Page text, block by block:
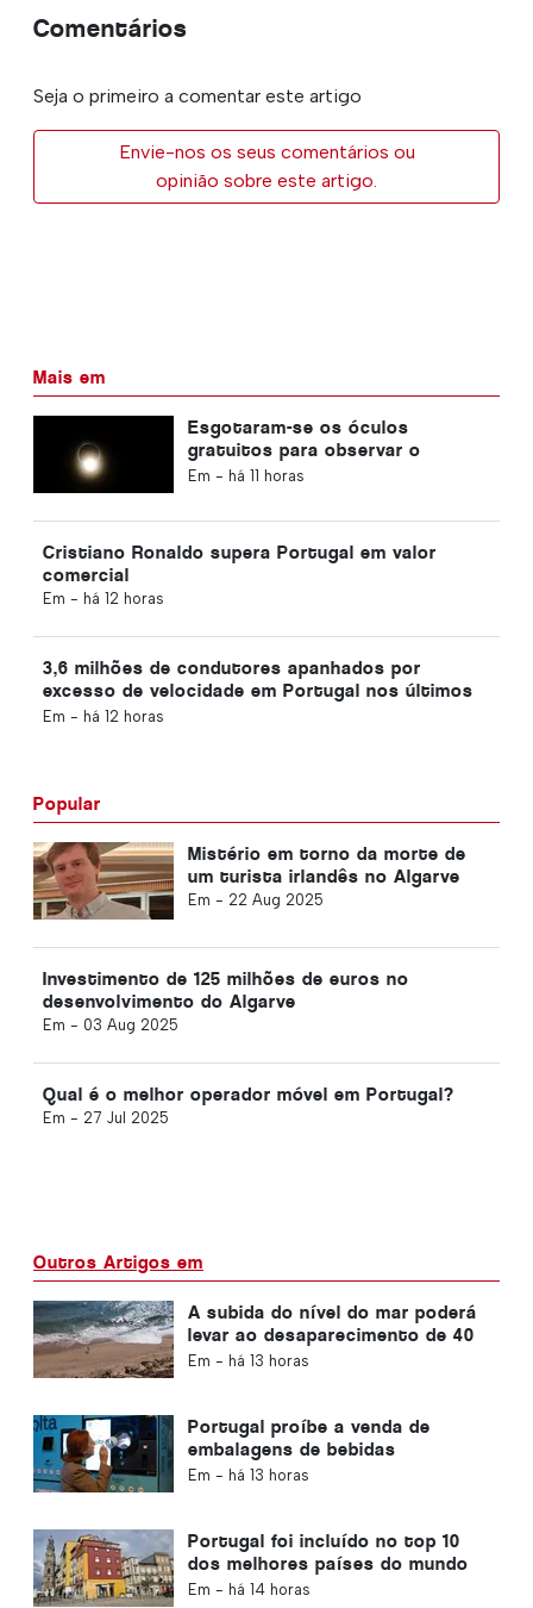
Comentários
Seja o primeiro a comentar este artigo
Envie-nos os seus comentários ou
opinião sobre este artigo.
Mais em
Esgotaram-se os óculos
gratuitos para observar o
eclipse solar total em Portugal
Em - há 11 horas
Cristiano Ronaldo supera Portugal em valor
comercial
Em - há 12 horas
3,6 milhões de condutores apanhados por
excesso de velocidade em Portugal nos últimos
10 anos
Em - há 12 horas
Popular
Mistério em torno da morte de
um turista irlandês no Algarve
Em - 22 Aug 2025
Investimento de 125 milhões de euros no
desenvolvimento do Algarve
Em - 03 Aug 2025
Qual é o melhor operador móvel em Portugal?
Em - 27 Jul 2025
Outros Artigos em
A subida do nível do mar poderá
levar ao desaparecimento de 40
por cento das praias de
Em - há 13 horas
Portugal proíbe a venda de
embalagens de bebidas
descartáveis sem o selo «Volta»
Em - há 13 horas
Portugal foi incluído no top 10
dos melhores países do mundo
para expatriados
Em - há 14 horas